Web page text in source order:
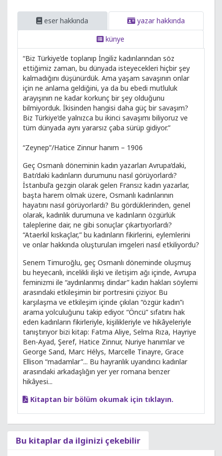
eser hakkında
yazar hakkında
künye
“Biz Türkiye’de toplanıp İngiliz kadınlarından söz
ettiğimiz zaman, bu dünyada isteyecekleri hiçbir şey
kalmadığını düşünürdük. Ama yaşam savaşının onlar
için ne anlama geldiğini, ya da bu ebedi mutluluk
arayışının ne kadar korkunç bir şey olduğunu
bilmiyorduk. İkisinden hangisi daha güç bir savaşım?
Biz Türkiye’de yalnızca bu ikinci savaşımı biliyoruz ve
tüm dünyada aynı yararsız çaba sürüp gidiyor.”
“Zeynep”/Hatice Zinnur hanım – 1906
Geç Osmanlı döneminin kadın yazarları Avrupa’daki,
Batı’daki kadınların durumunu nasıl görüyorlardı?
İstanbul’a gezgin olarak gelen Fransız kadın yazarlar,
başta harem olmak üzere, Osmanlı kadınlarının
hayatını nasıl görüyorlardı? Bu gördüklerinden, genel
olarak, kadınlık durumuna ve kadınların özgürlük
taleplerine dair, ne gibi sonuçlar çıkartıyorlardı?
“Ataerkil kıskaçlar,” bu kadınların fikirlerini, eylemlerini
ve onlar hakkında oluşturulan imgeleri nasıl etkiliyordu?
Senem Timuroğlu, geç Osmanlı döneminde oluşmuş
bu heyecanlı, incelikli ilişki ve iletişim ağı içinde, Avrupa
feminizmi ile “aydınlanmış dindar” kadın hakları söylemi
arasındaki etkileşimin bir portresini çiziyor. Bu
karşılaşma ve etkileşim içinde çıkılan “özgür kadın”ı
arama yolculuğunu takip ediyor. “Öncü” sıfatını hak
eden kadınların fikirleriyle, kişilikleriyle ve hikâyeleriyle
tanıştırıyor bizi kitap: Fatma Aliye, Selma Rıza, Hayriye
Ben-Ayad, Şeref, Hatice Zinnur, Nuriye hanımlar ve
George Sand, Marc Hélys, Marcelle Tinayre, Grace
Ellison “madamlar”... Bu hayranlık uyandırıcı kadınlar
arasındaki arkadaşlığın yer yer romana benzer
hikâyesi...
Kitaptan bir bölüm okumak için tıklayın.
Bu kitaplar da ilginizi çekebilir